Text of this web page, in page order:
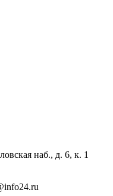
наб., д. 6, к. 1